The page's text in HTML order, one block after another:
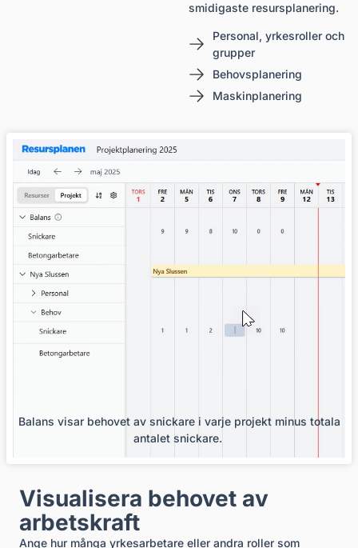
smidigaste resursplanering.
Personal, yrkesroller och
grupper
Behovsplanering
Maskinplanering
Visualisera behovet av
arbetskraft
Ange hur många yrkesarbetare eller andra roller som
Balans visar behovet av snickare i varje projekt minus totala
antalet snickare.